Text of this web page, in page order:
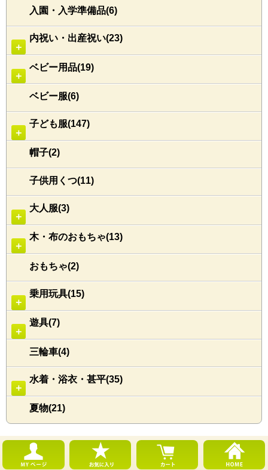
入園・入学準備品(6)
＋
内祝い・出産祝い(23)
＋
ベビー用品(19)
ベビー服(6)
＋
子ども服(147)
帽子(2)
子供用くつ(11)
＋
大人服(3)
＋
木・布のおもちゃ(13)
おもちゃ(2)
＋
乗用玩具(15)
＋
遊具(7)
三輪車(4)
＋
水着・浴衣・甚平(35)
夏物(21)